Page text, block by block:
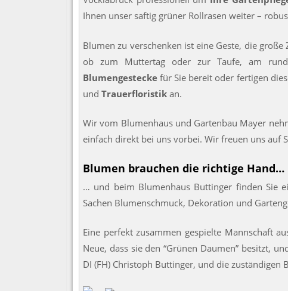
Ihnen unser saftig grüner Rollrasen weiter –
Blumen zu verschenken ist eine Geste, die
ob zum Muttertag oder zur Taufe, am
Blumengestecke für Sie bereit oder fertigen
und Trauerfloristik an.
Wir vom Blumenhaus und Gartenbau Mayer
einfach direkt bei uns vorbei. Wir freuen uns auf
Blumen brauchen die richtige Hand…
… und beim Blumenhaus Buttinger finden Sie
Sachen Blumenschmuck, Dekoration und
Eine perfekt zusammen gespielte Mannschaft
Neue, dass sie den “Grünen Daumen” besitzt,
DI (FH) Christoph Buttinger, und die zuständigen